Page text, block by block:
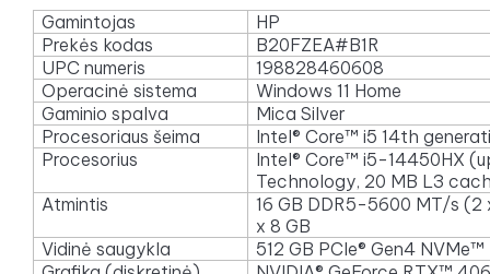
Gamintojas
HP
Prekės kodas
B20FZEA#B1R
UPC numeris
198828460608
Operacinė sistema
Windows 11 Home
Gaminio spalva
Mica Silver
Procesoriaus šeima
Intel® Core™ i5 14th
Procesorius
Intel® Core™ i5-14450HX
Technology, 20 MB L3
Atmintis
16 GB DDR5-5600 MT/s
x 8 GB
Vidinė saugykla
512 GB PCIe® Gen4 NVMe™